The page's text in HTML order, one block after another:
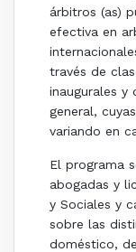
árbitros (as)
efectiva en
través de
inaugurales y
general,
variando en
El programa
abogadas y
y Sociales y
sobre las
doméstico,